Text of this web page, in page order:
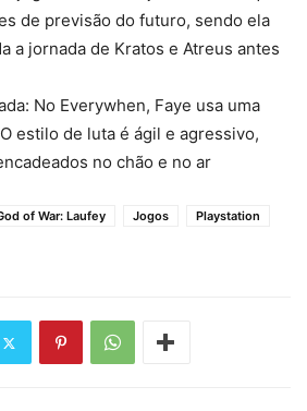
de previsão do futuro, sendo ela
a jornada de Kratos e Atreus antes
No Everywhen, Faye usa uma
estilo de luta é ágil e agressivo,
no chão e no ar
of War: Laufey Jogos
Playstation